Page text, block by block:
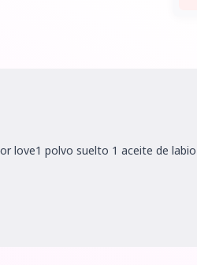
love1 polvo suelto 1 aceite de